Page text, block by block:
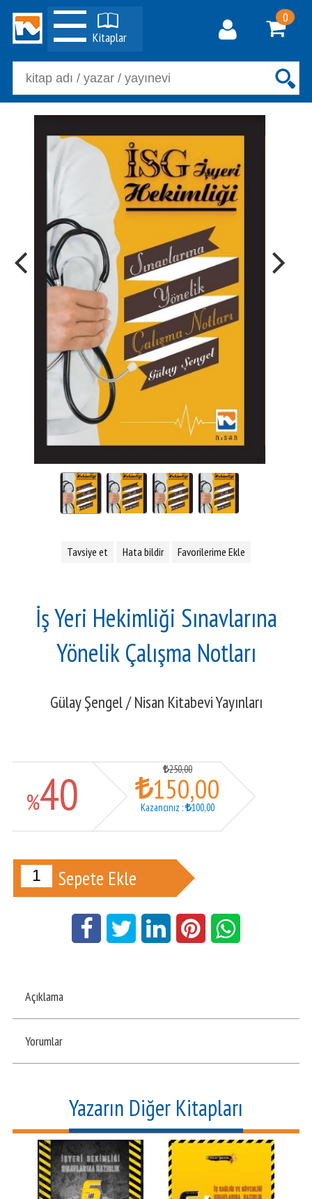
Kitaplar
0
Tavsiye et Hata bildir Favorilerime Ekle
İş Yeri Hekimliği Sınavlarına
Yönelik Çalışma Notları
Gülay Şengel/Nisan Kitabevi Yayınları
%40 250,00
150,00
Kazancınız : 100,00
Sepete Ekle
Açıklama
Yorumlar
Yazarın Diğer Kitapları